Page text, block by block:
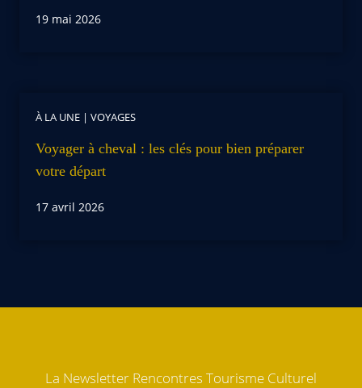
19 mai 2026
À LA UNE | VOYAGES
Voyager à cheval : les clés pour bien préparer
votre départ
17 avril 2026
La Newsletter Rencontres Tourisme Culturel